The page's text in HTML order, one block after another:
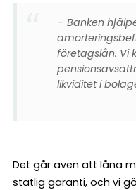
– Banken
företagslån. Vi
likviditet i
Det går även att låna
statlig garanti, och vi